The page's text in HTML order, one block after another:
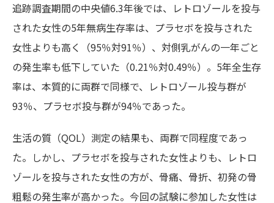
追跡調査期間の中央値6.3年後では、レトロゾールを投与
された女性の5年無病生存率は、プラセボを投与された
女性よりも高く（95％対91％）、対側乳がんの一年ごと
の発生率も低下していた（0.21％対0.49％）。5年全生存
率は、本質的に両群で同様で、レトロゾール投与群が
93％、プラセボ投与群が94％であった。
生活の質（QOL）測定の結果も、両群で同程度であっ
た。しかし、プラセボを投与された女性よりも、レトロ
ゾールを投与された女性の方が、骨痛、骨折、初発の骨
粗鬆の発生率が高かった。今回の試験に参加した女性は